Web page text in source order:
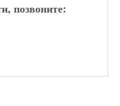
позвоните: